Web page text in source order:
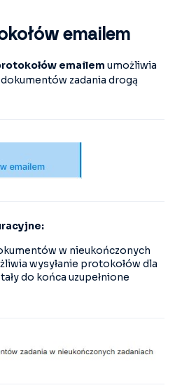
emailem
emailem umożliwia
zadania drogą
w nieukończonych
wysyłanie protokołów dla
do końca uzupełnione